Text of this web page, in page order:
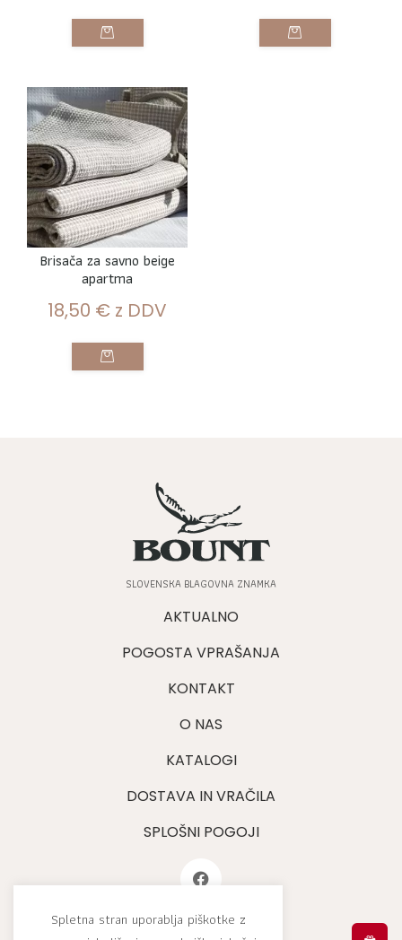
Brisača za savno beige
apartma
18,50 € z DDV
SLOVENSKA BLAGOVNA ZNAMKA
AKTUALNO
POGOSTA VPRAŠANJA
KONTAKT
O NAS
KATALOGI
DOSTAVA IN VRAČILA
SPLOŠNI POGOJI
Spletna stran uporablja piškotke z